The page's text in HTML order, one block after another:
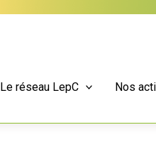
Le réseau LepC Nos